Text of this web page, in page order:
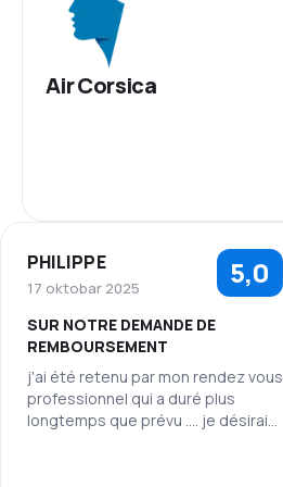
Air Corsica
Mreža letova
Cijene karata
Udobnost putovanja
PHILIPPE
17 oktobar 2025 5,0
SUR NOTRE DEMANDE DE
REMBOURSEMENT
j'ai été retenu par mon rendez vous
professionnel qui a duré plus
longtemps que prévu .... je désirai